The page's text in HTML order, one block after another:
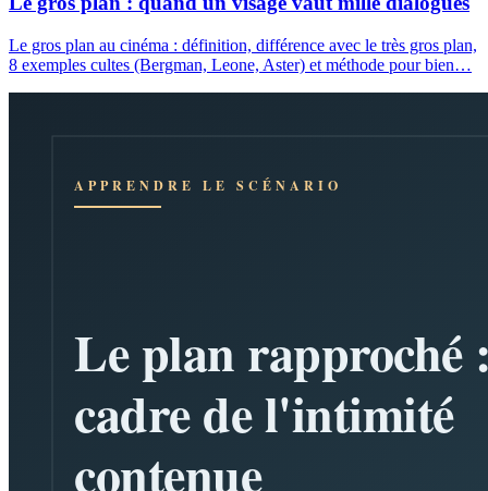
Le gros plan au cinéma : définition, différence avec le très gros plan,
8 exemples cultes (Bergman, Leone, Aster) et méthode pour bien…